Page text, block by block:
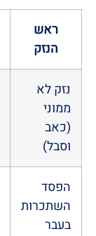
ראש
הנזק
נזק לא
ממוני
(כאב
וסבל)
הפסד
השתכרות
בעבר